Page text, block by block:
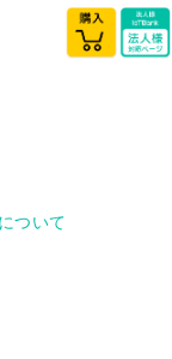
ついて